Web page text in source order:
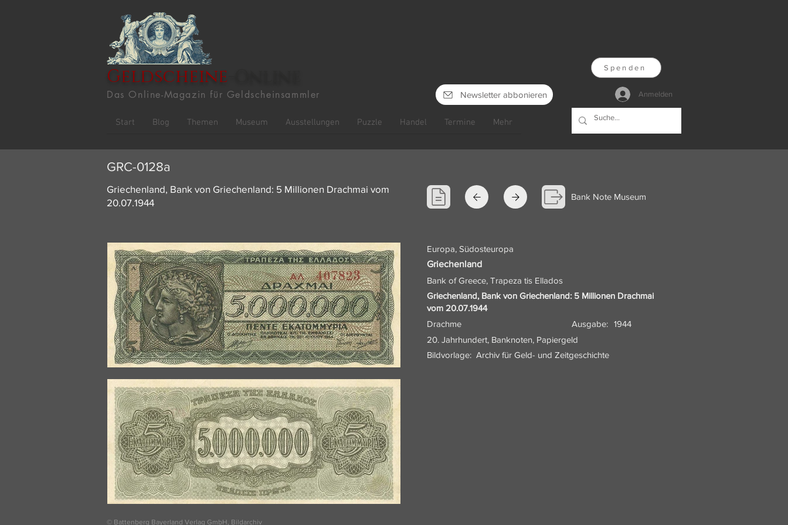
Geldscheine
Das Online-Magazin für Geldscheinsammler Newsletter abbonieren
Start Blog Themen Museum Ausstellungen Puzzle Handel Termine Mehr
Spenden
Anmelden
GRC-0128a
Griechenland, Bank von Griechenland: 5 Millionen Drachmai vom
20.07.1944
Bank Note Museum
Europa, Südosteuropa
Griechenland
Bank of Greece, Trapeza tis Ellados
Griechenland, Bank von Griechenland: 5 Millionen Drachmai
vom 20.07.1944
Drachme
Ausgabe: 1944
20. Jahrhundert, Banknoten, Papiergeld
Bildvorlage: Archiv für Geld- und Zeitgeschichte
© Battenberg Bayerland Verlag GmbH, Bildarchiv